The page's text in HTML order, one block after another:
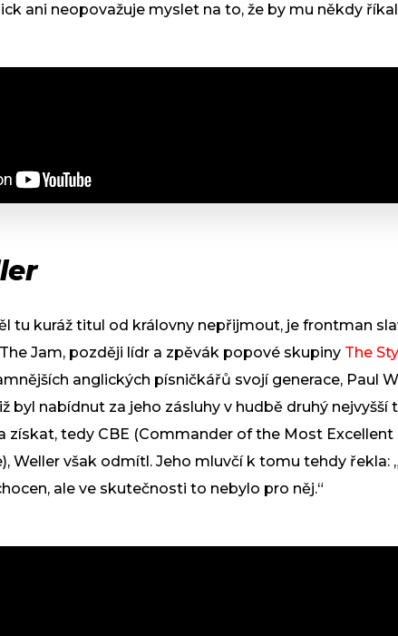
ani neopovažuje myslet na to, že by mu někdy
tu kuráž titul od královny nepřijmout, je frontman
Jam, později lídr a zpěvák popové skupiny The
anglických písničkářů svojí generace, Paul
byl nabídnut za jeho zásluhy v hudbě druhý nejvyšší
získat, tedy CBE (Commander of the Most Excellent
Weller však odmítl. Jeho mluvčí k tomu tehdy řekla:
ale ve skutečnosti to nebylo pro něj.“